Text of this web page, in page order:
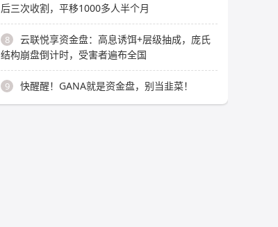
后三次收割，平移1000多人半个月
8
云联悦享资金盘：高息诱饵+层级抽成，庞氏
结构崩盘倒计时，受害者遍布全国
9 快醒醒！GANA就是资金盘，别当韭菜！